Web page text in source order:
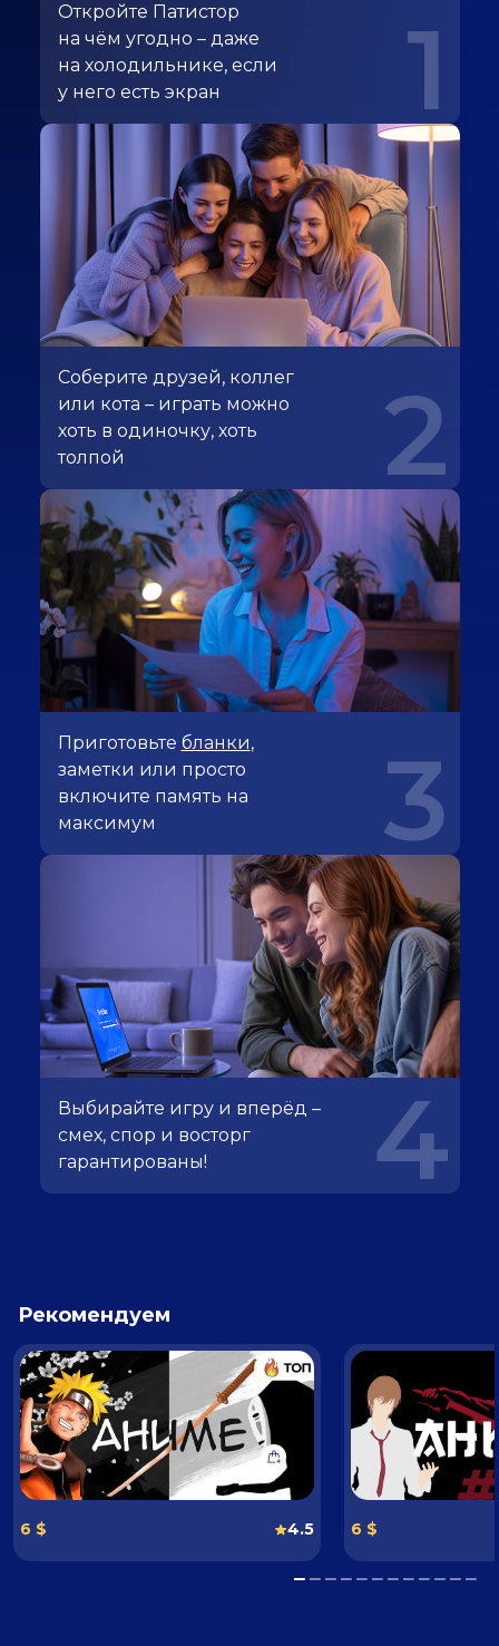
Откройте Патистор
на чём угодно – даже
на холодильнике, если
у него есть экран
1
Соберите друзей, коллег
или кота – играть можно
хоть в одиночку, хоть
толпой
2
Приготовьте бланки,
заметки или просто
включите память на
максимум
3
Выбирайте игру и вперёд –
смех, спор и восторг
гарантированы!
4
Рекомендуем
6 $ 4.5 6 $